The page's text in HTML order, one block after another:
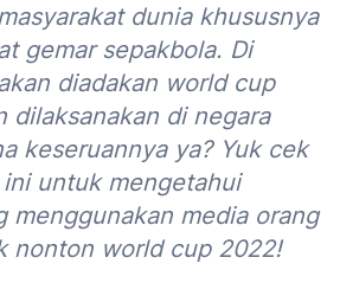
dunia khususnya
gemar sepakbola. Di
diadakan world cup
dilaksanakan di negara
keseruannya ya? Yuk cek
untuk mengetahui
menggunakan media orang
nonton world cup 2022!